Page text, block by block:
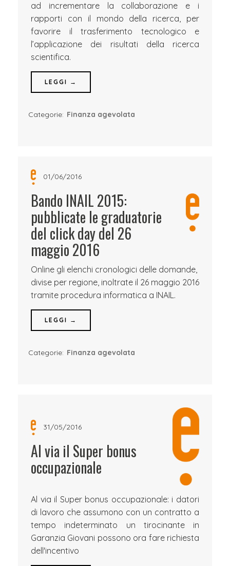
ad incrementare la collaborazione e i
rapporti con il mondo della ricerca, per
favorire il trasferimento tecnologico e
l’applicazione dei risultati della ricerca
scientifica.
LEGGI →
Categorie: Finanza agevolata
01/06/2016
Bando INAIL 2015:
pubblicate le graduatorie
del click day del 26
maggio 2016
Online gli elenchi cronologici delle domande,
divise per regione, inoltrate il 26 maggio 2016
tramite procedura informatica a INAIL.
LEGGI →
Categorie: Finanza agevolata
31/05/2016
Al via il Super bonus
occupazionale
Al via il Super bonus occupazionale: i datori
di lavoro che assumono con un contratto a
tempo indeterminato un tirocinante in
Garanzia Giovani possono ora fare richiesta
dell'incentivo